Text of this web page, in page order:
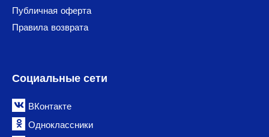
Публичная оферта
Правила возврата
Социальные сети
ВКонтакте
Одноклассники